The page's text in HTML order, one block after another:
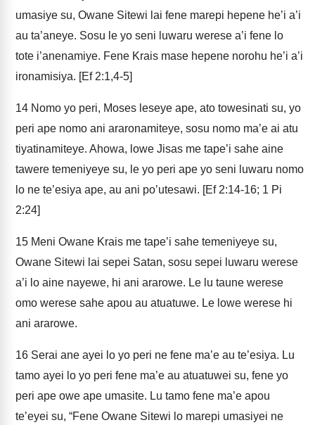
umasiye su, Owane Sitewi lai fene marepi hepene he’i a’i
au ta’aneye. Sosu le yo seni luwaru werese a’i fene lo
tote i’anenamiye. Fene Krais mase hepene norohu he’i a’i
ironamisiya. [Ef 2:1,4-5]
14 Nomo yo peri, Moses leseye ape, ato towesinati su, yo
peri ape nomo ani araronamiteye, sosu nomo ma’e ai atu
tiyatinamiteye. Ahowa, lowe Jisas me tape’i sahe aine
tawere temeniyeye su, le yo peri ape yo seni luwaru nomo
lo ne te’esiya ape, au ani po’utesawi. [Ef 2:14-16; 1 Pi
2:24]
15 Meni Owane Krais me tape’i sahe temeniyeye su,
Owane Sitewi lai sepei Satan, sosu sepei luwaru werese
a’i lo aine nayewe, hi ani ararowe. Le lu taune werese
omo werese sahe apou au atuatuwe. Le lowe werese hi
ani ararowe.
16 Serai ane ayei lo yo peri ne fene ma’e au te’esiya. Lu
tamo ayei lo yo peri fene ma’e au atuatuwei su, fene yo
peri ape owe ape umasite. Lu tamo fene ma’e apou
te’eyei su, “Fene Owane Sitewi lo marepi umasiyei ne